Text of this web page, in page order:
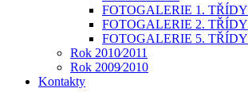
FOTOGALERIE 1. TŘÍDY
FOTOGALERIE 2. TŘÍDY
FOTOGALERIE 5. TŘÍDY
Rok 2010⁄2011
Rok 2009⁄2010
Kontakty